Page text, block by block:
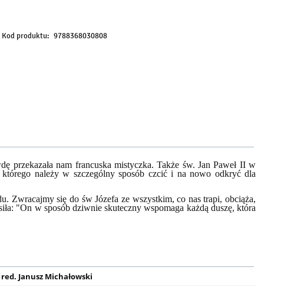
Kod produktu: 9788368030808
przekazała nam francuska mistyczka. Także św. Jan Paweł II w
należy w szczególny sposób czcić i na nowo odkryć dla
Zwracajmy się do św Józefa ze wszystkim, co nas trapi, obciąża,
"On w sposób dziwnie skuteczny wspomaga każdą duszę, która
red. Janusz Michałowski